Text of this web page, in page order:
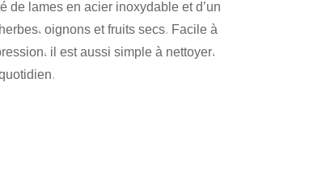
de lames en acier inoxydable et d’un
oignons et fruits secs. Facile à
il est aussi simple à nettoyer,